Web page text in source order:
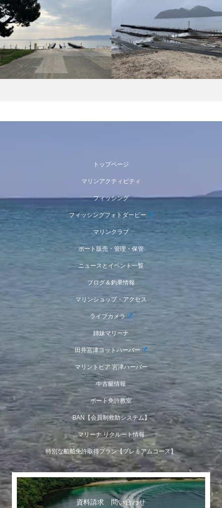
トップページ
マリンアクティビティ
フィッシング
フィッシングフォトダービー
マリンクラブ
ボート販売・管理・保管
ニュースとイベント一覧
ブログ＆釣果情報
マリンショップ・アクセス
ライブカメラ
姉妹マリーナ
田井宮津ヨットハーバー
マリントピア 宮津ハーバー
中古艇情報
ボート免許教室
BAN【会員制救助システム】
マリーナ リクルート情報
特別な船舶免許取得プラン【プレミアムコース】
資料請求 問い合わせ